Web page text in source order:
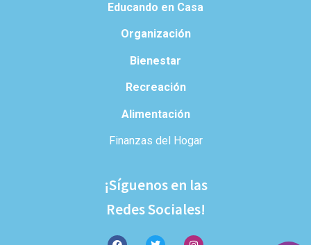
Educando en Casa
Organización
Bienestar
Recreación
Alimentación
Finanzas del Hogar
¡Síguenos en las
Redes Sociales!